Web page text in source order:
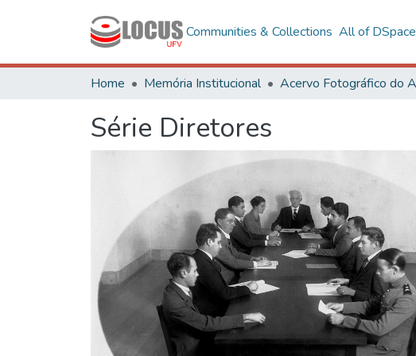
Communities & Collections All of DSpace
Home Memória Institucional
Série Diretores